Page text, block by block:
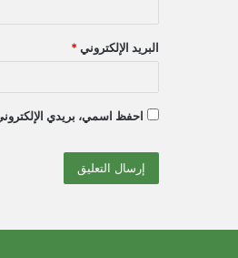
البريد الإلكتروني *
احفظ اسمي، بريدي